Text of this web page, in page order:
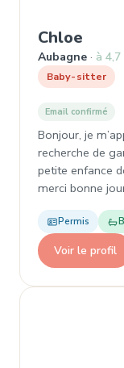
Chloe
Aubagne à
Baby-sitter
Email confirmé
Bonjour, je
recherche de
petite enfance
merci bonne
Permis
Voir le profil